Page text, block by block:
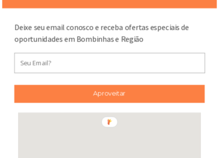
Mapa
Map Satellite
Deixe seu email conosco e receba ofertas especiais de
oportunidades em Bombinhas e Região
Aproveitar